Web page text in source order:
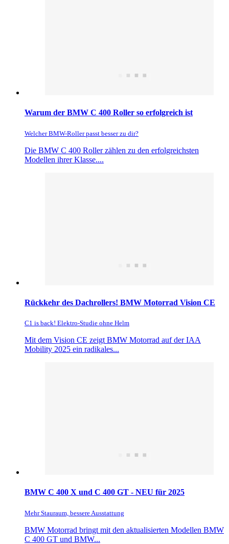
Warum der BMW C 400 Roller so erfolgreich ist
Welcher BMW-Roller passt besser zu dir?
Die BMW C 400 Roller zählen zu den erfolgreichsten
Modellen ihrer Klasse....
Rückkehr des Dachrollers! BMW Motorrad Vision CE
C1 is back! Elektro-Studie ohne Helm
Mit dem Vision CE zeigt BMW Motorrad auf der IAA
Mobility 2025 ein radikales...
BMW C 400 X und C 400 GT - NEU für 2025
Mehr Stauraum, bessere Ausstattung
BMW Motorrad bringt mit den aktualisierten Modellen BMW
C 400 GT und BMW...